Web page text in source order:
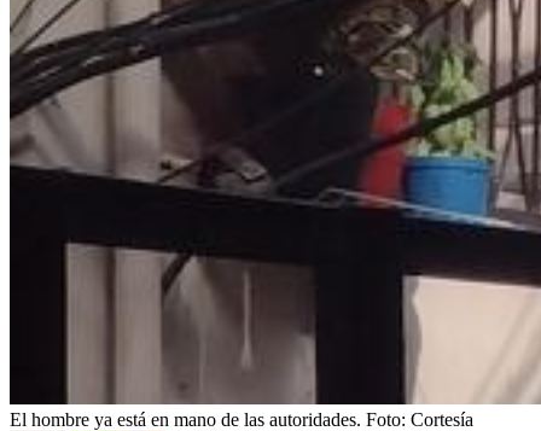
El hombre ya está en mano de las autoridades. Foto: Cortesía